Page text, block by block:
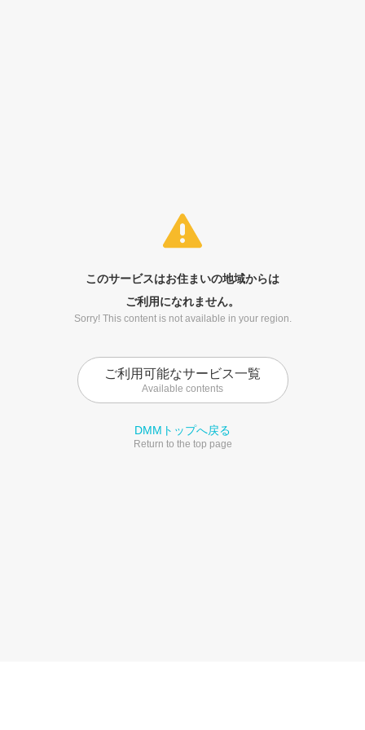
このサービスはお住まいの地域からは
ご利用になれません。
Sorry! This content is not available in your region.
ご利用可能なサービス一覧
Available contents
DMMトップへ戻る
Return to the top page